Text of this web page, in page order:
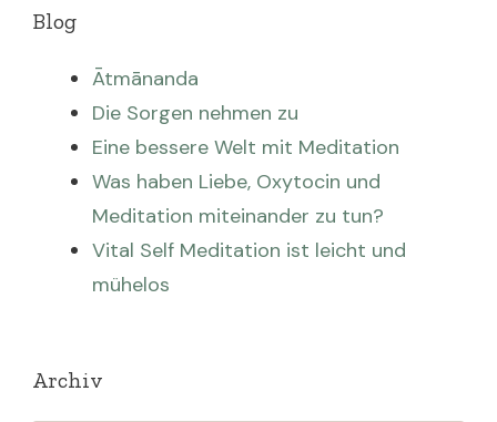
Blog
Ātmānanda
Die Sorgen nehmen zu
Eine bessere Welt mit Meditation
Was haben Liebe, Oxytocin und
Meditation miteinander zu tun?
Vital Self Meditation ist leicht und
mühelos
Archiv